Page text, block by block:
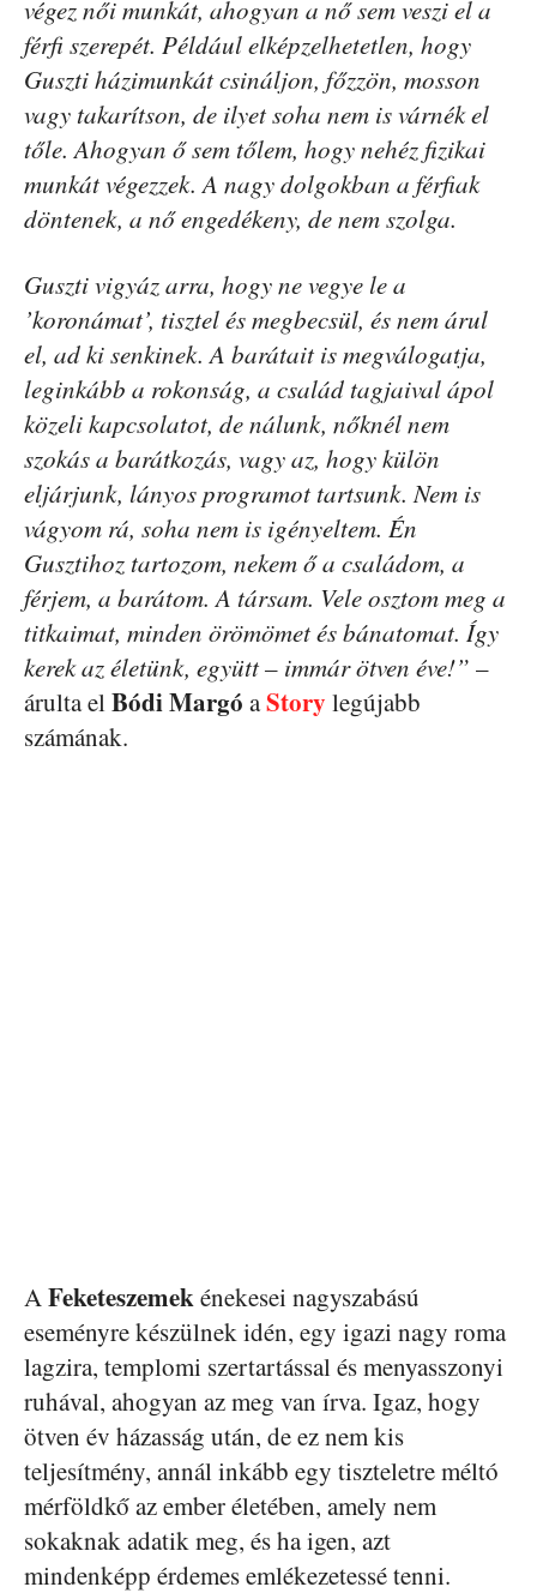
végez női munkát, ahogyan a nő sem veszi el a
férfi szerepét. Például elképzelhetetlen, hogy
Guszti házimunkát csináljon, főzzön, mosson
vagy takarítson, de ilyet soha nem is várnék el
tőle. Ahogyan ő sem tőlem, hogy nehéz fizikai
munkát végezzek. A nagy dolgokban a férfiak
döntenek, a nő engedékeny, de nem szolga.
Guszti vigyáz arra, hogy ne vegye le a
’koronámat’, tisztel és megbecsül, és nem árul
el, ad ki senkinek. A barátait is megválogatja,
leginkább a rokonság, a család tagjaival ápol
közeli kapcsolatot, de nálunk, nőknél nem
szokás a barátkozás, vagy az, hogy külön
eljárjunk, lányos programot tartsunk. Nem is
vágyom rá, soha nem is igényeltem. Én
Gusztihoz tartozom, nekem ő a családom, a
férjem, a barátom. A társam. Vele osztom meg a
titkaimat, minden örömömet és bánatomat. Így
kerek az életünk, együtt – immár ötven éve!” –
árulta el Bódi Margó aStory legújabb
számának.
A Feketeszemekénekesei nagyszabású
eseményre készülnek idén, egy igazi nagy roma
lagzira, templomi szertartással és menyasszonyi
ruhával, ahogyan az meg van írva. Igaz, hogy
ötven év házasság után, de ez nem kis
teljesítmény, annál inkább egy tiszteletre méltó
mérföldkő az ember életében, amely nem
sokaknak adatik meg, és ha igen, azt
mindenképp érdemes emlékezetessé tenni.